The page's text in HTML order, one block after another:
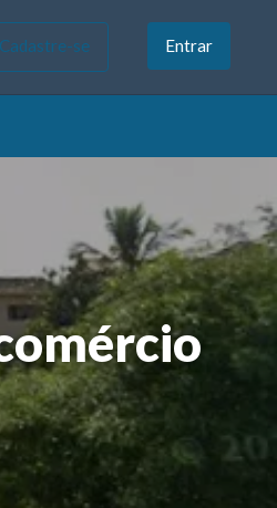
Cadastre-se Entrar